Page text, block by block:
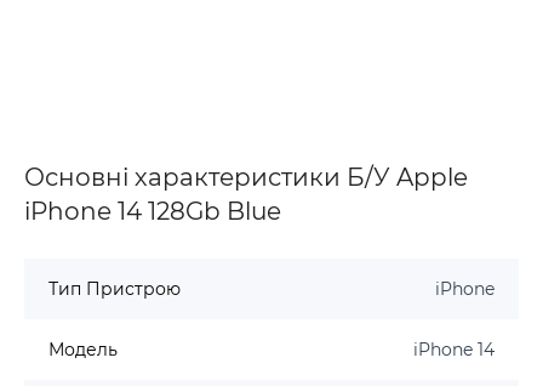
Основні характеристики Б/У Apple
iPhone 14 128Gb Blue
Тип Пристрою iPhone
Модель iPhone 14